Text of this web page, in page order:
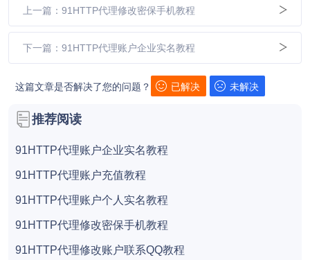
上一篇：91HTTP代理修改密保手机教程
下一篇：91HTTP代理账户企业实名教程
这篇文章是否解决了您的问题？ 已解决 未解决
推荐阅读
91HTTP代理账户企业实名教程
91HTTP代理账户充值教程
91HTTP代理账户个人实名教程
91HTTP代理修改密保手机教程
91HTTP代理修改账户联系QQ教程